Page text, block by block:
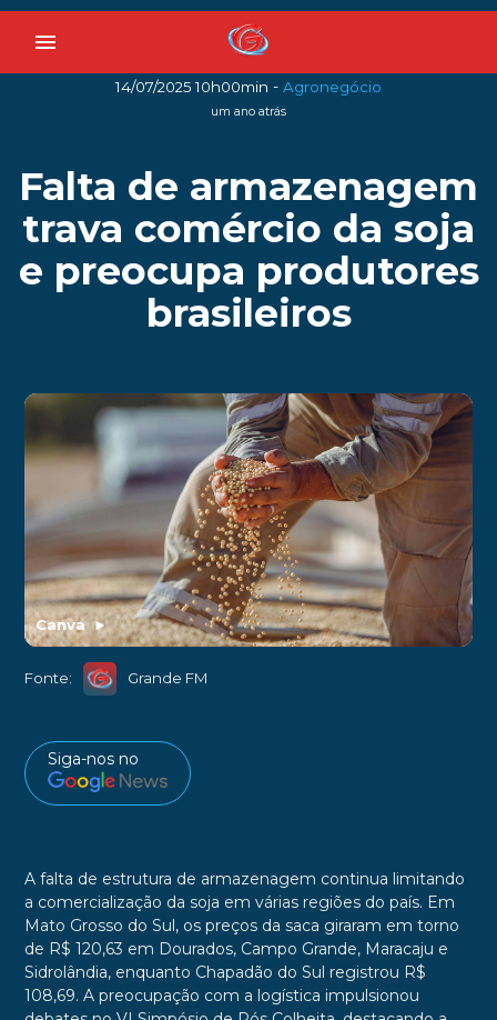
menu
14/07/2025 10h00min - Agronegócio
um ano atrás
Falta de armazenagem
trava comércio da soja
e preocupa produtores
brasileiros
Canva ►
Fonte: Grande FM
Siga-nos no
A falta de estrutura de armazenagem continua limitando
a comercialização da soja em várias regiões do país. Em
Mato Grosso do Sul, os preços da saca giraram em torno
de R$ 120,63 em Dourados, Campo Grande, Maracaju e
Sidrolândia, enquanto Chapadão do Sul registrou R$
108,69. A preocupação com a logística impulsionou